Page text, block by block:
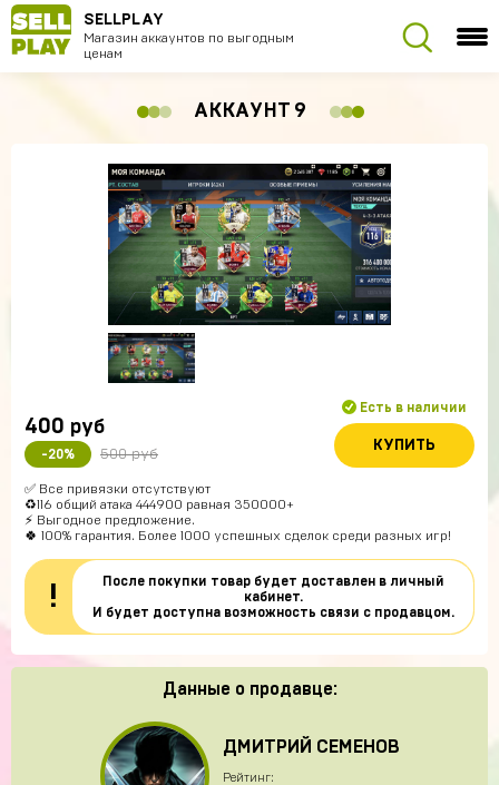
SELLPLAY
Магазин аккаунтов по выгодным
ценам
АККАУНТ 9
400 руб
-20% 500 руб
Есть в наличии
КУПИТЬ
✅ Все привязки отсутствуют
♻️116 общий атака 444900 равная 350000+
⚡️ Выгодное предложение.
🍀 100% гарантия. Более 1000 успешных сделок среди разных игр!
!
После покупки товар будет доставлен в личный
кабинет.
И будет доступна возможность связи с продавцом.
Данные о продавце:
ДМИТРИЙ СЕМЕНОВ
Рейтинг: